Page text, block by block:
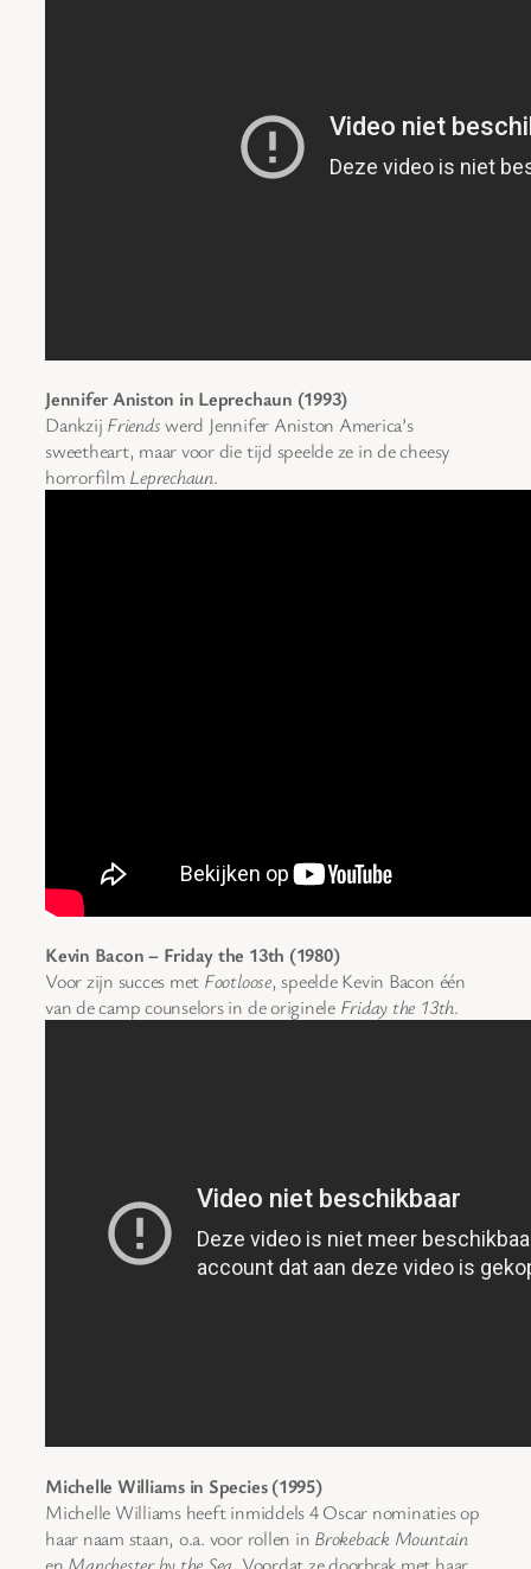
Jennifer Aniston in Leprechaun (1993)
Dankzij Friendswerd Jennifer Aniston America’s
sweetheart, maar voor die tijd speelde ze in de cheesy
horrorfilm Leprechaun.
Kevin Bacon – Friday the 13th (1980)
Voor zijn succes met Footloose, speelde Kevin Bacon één
van de camp counselors in de originele Friday the 13th.
Michelle Williams in Species (1995)
Michelle Williams heeft inmiddels 4 Oscar nominaties op
haar naam staan, o.a. voor rollen in Brokeback Mountain